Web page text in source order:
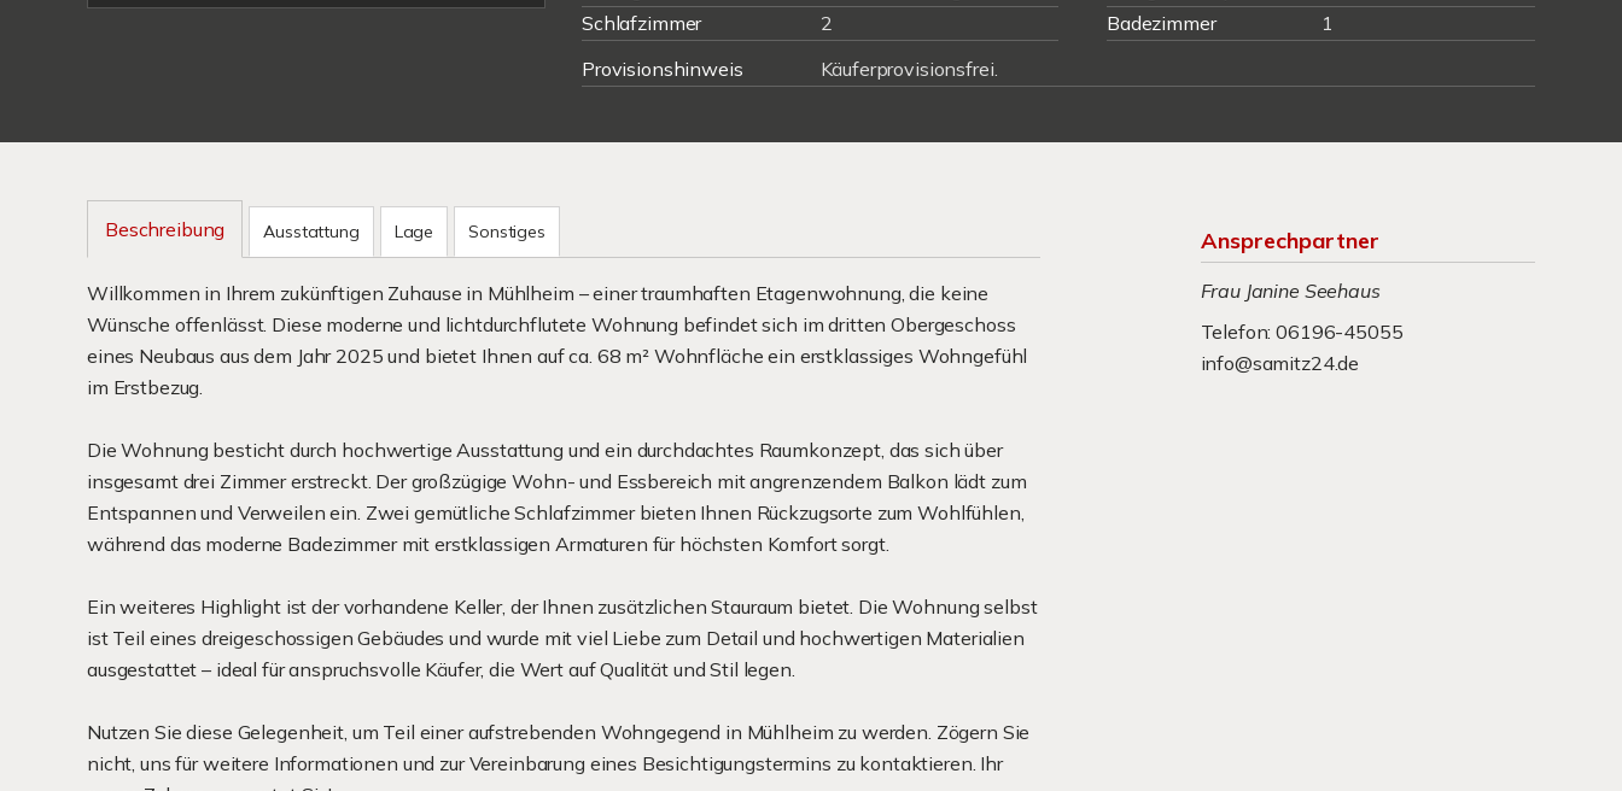
Schlafzimmer
2 Badezimmer
1
Provisionshinweis
Käuferprovisionsfrei.
Beschreibung Ausstattung Lage Sonstiges
Willkommen in Ihrem zukünftigen Zuhause in Mühlheim – einer traumhaften Etagenwohnung, die keine
Wünsche offenlässt. Diese moderne und lichtdurchflutete Wohnung befindet sich im dritten Obergeschoss
eines Neubaus aus dem Jahr 2025 und bietet Ihnen auf ca. 68 m² Wohnfläche ein erstklassiges Wohngefühl
im Erstbezug.
Die Wohnung besticht durch hochwertige Ausstattung und ein durchdachtes Raumkonzept, das sich über
insgesamt drei Zimmer erstreckt. Der großzügige Wohn- und Essbereich mit angrenzendem Balkon lädt zum
Entspannen und Verweilen ein. Zwei gemütliche Schlafzimmer bieten Ihnen Rückzugsorte zum Wohlfühlen,
während das moderne Badezimmer mit erstklassigen Armaturen für höchsten Komfort sorgt.
Ein weiteres Highlight ist der vorhandene Keller, der Ihnen zusätzlichen Stauraum bietet. Die Wohnung selbst
ist Teil eines dreigeschossigen Gebäudes und wurde mit viel Liebe zum Detail und hochwertigen Materialien
ausgestattet – ideal für anspruchsvolle Käufer, die Wert auf Qualität und Stil legen.
Nutzen Sie diese Gelegenheit, um Teil einer aufstrebenden Wohngegend in Mühlheim zu werden. Zögern Sie
nicht, uns für weitere Informationen und zur Vereinbarung eines Besichtigungstermins zu kontaktieren. Ihr
Ansprechpartner
Frau Janine Seehaus
Telefon: 06196-45055
info@samitz24.de